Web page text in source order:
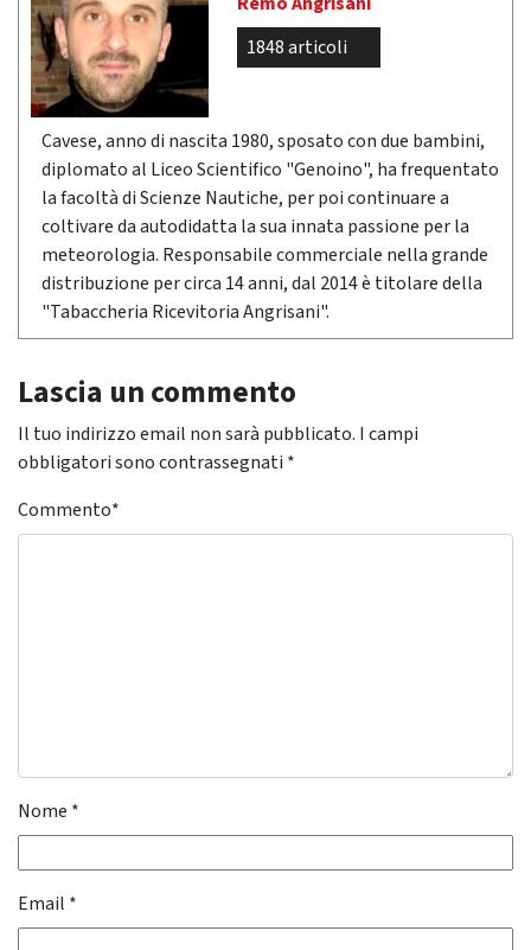
1848 articoli
Cavese, anno di nascita 1980, sposato con due bambini,
diplomato al Liceo Scientifico "Genoino", ha frequentato
la facoltà di Scienze Nautiche, per poi continuare a
coltivare da autodidatta la sua innata passione per la
meteorologia. Responsabile commerciale nella grande
distribuzione per circa 14 anni, dal 2014 è titolare della
"Tabaccheria Ricevitoria Angrisani".
Lascia un commento
Il tuo indirizzo email non sarà pubblicato. I campi
obbligatori sono contrassegnati *
Commento*
Nome *
Email *